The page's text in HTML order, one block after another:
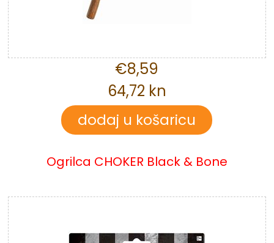
€8,59
64,72 kn
Ogrilca CHOKER Black & Bone